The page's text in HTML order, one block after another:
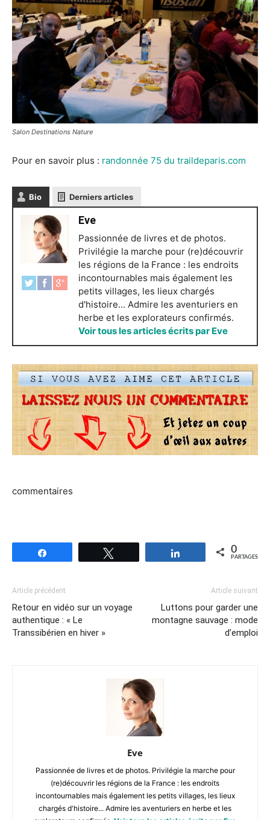
Salon Destinations Nature
Pour en savoir plus : randonnée 75 du traildeparis.com
Bio Derniers articles
Eve
Passionnée de livres et de photos.
Privilégie la marche pour (re)découvrir
les régions de la France : les endroits
incontournables mais également les
petits villages, les lieux chargés
d'histoire... Admire les aventuriers en
herbe et les explorateurs confirmés.
Voir tous les articles écrits par Eve
commentaires
Partagez 0
PARTAGES
Article précédent
Retour en vidéo sur un voyage
authentique : « Le
Transsibérien en hiver »
Article suivant
Luttons pour garder une
montagne sauvage : mode
d’emploi
Eve
Passionnée de livres et de photos. Privilégie la marche pour
(re)découvrir les régions de la France : les endroits
incontournables mais également les petits villages, les lieux
chargés d'histoire... Admire les aventuriers en herbe et les